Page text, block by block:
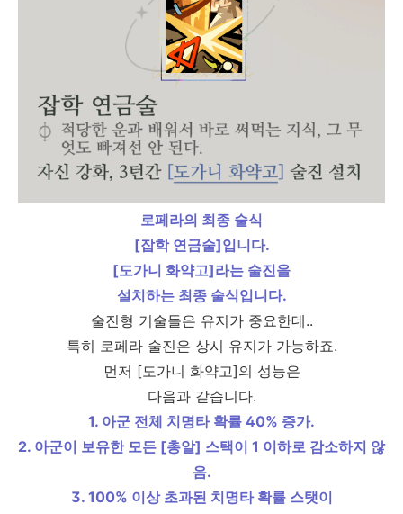
로페라의 최종 술식
[잡학 연금술]입니다.
[도가니 화약고]라는 술진을
설치하는 최종 술식입니다.
술진형 기술들은 유지가 중요한데..
특히 로페라 술진은 상시 유지가 가능하죠.
먼저 [도가니 화약고]의 성능은
다음과 같습니다.
1. 아군 전체 치명타 확률 40% 증가.
2. 아군이 보유한 모든 [총알] 스택이 1 이하로 감소하지 않
음.
3. 100% 이상 초과된 치명타 확률 스탯이